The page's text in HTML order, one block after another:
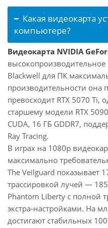
Какая видеокарта
компьютере?
Видеокарта NVIDIA
Blackwell для ПК
производительности она
превосходит RTX 5070 Ti,
старшему модели RTX
CUDA, 16 ГБ GDDR7,
Ray Tracing.
В играх на 1080p
максимально
The Veilguard показывает
трассировкой лучей —
Phantom Liberty с полной
экстра-настройками. На
достигают стабильных 100